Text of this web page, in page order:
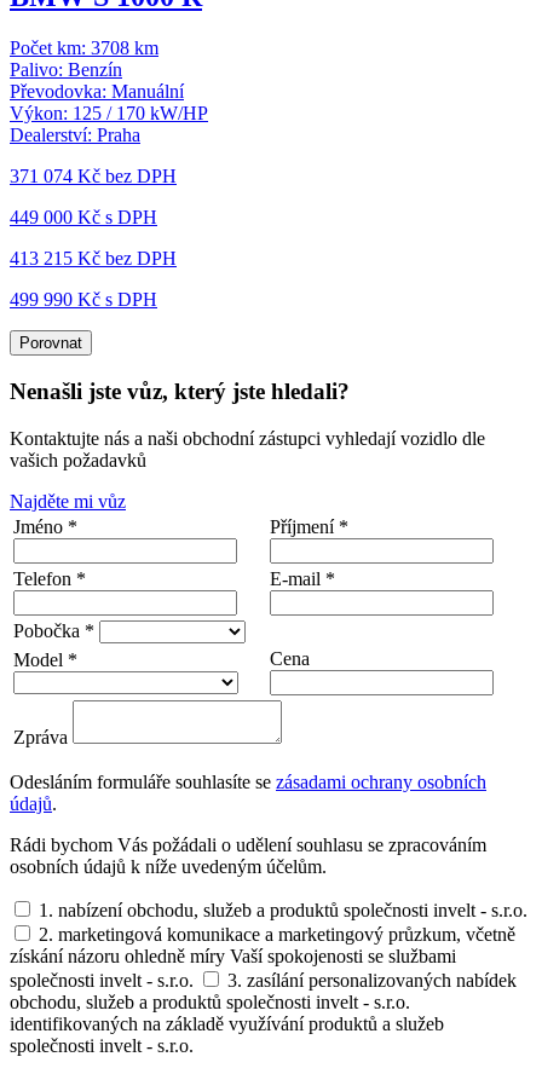
Počet km: 3708 km
Palivo: Benzín
Převodovka: Manuální
Výkon: 125 / 170 kW/HP
Dealerství: Praha
371 074 Kč bez DPH
449 000 Kč s DPH
413 215 Kč bez DPH
499 990 Kč s DPH
Porovnat
Nenašli jste vůz, který jste hledali?
Kontaktujte nás a naši obchodní zástupci vyhledají vozidlo dle
vašich požadavků
Najděte mi vůz
Jméno *
Příjmení *
Telefon * E-mail *
Pobočka *
Model *
Cena
Zpráva
Odesláním formuláře souhlasíte se zásadami ochrany osobních
údajů.
Rádi bychom Vás požádali o udělení souhlasu se zpracováním
osobních údajů k níže uvedeným účelům.
1. nabízení obchodu, služeb a produktů společnosti invelt - s.r.o.
2. marketingová komunikace a marketingový průzkum, včetně
získání názoru ohledně míry Vaší spokojenosti se službami
společnosti invelt - s.r.o.
3. zasílání personalizovaných nabídek
obchodu, služeb a produktů společnosti invelt - s.r.o.
identifikovaných na základě využívání produktů a služeb
společnosti invelt - s.r.o.